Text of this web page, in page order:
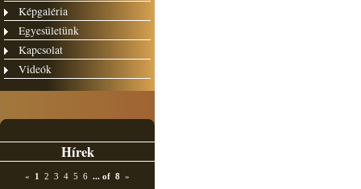
Képgaléria
Egyesületünk
Kapcsolat
Videók
Hírek
« 1 2 3 4 5 6 ... of 8 »